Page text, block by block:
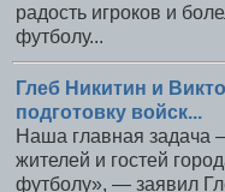
радость игроков и
футболу...
Глеб Никитин и
подготовку войск...
Наша главная задача
жителей и гостей
футболу», — заявил